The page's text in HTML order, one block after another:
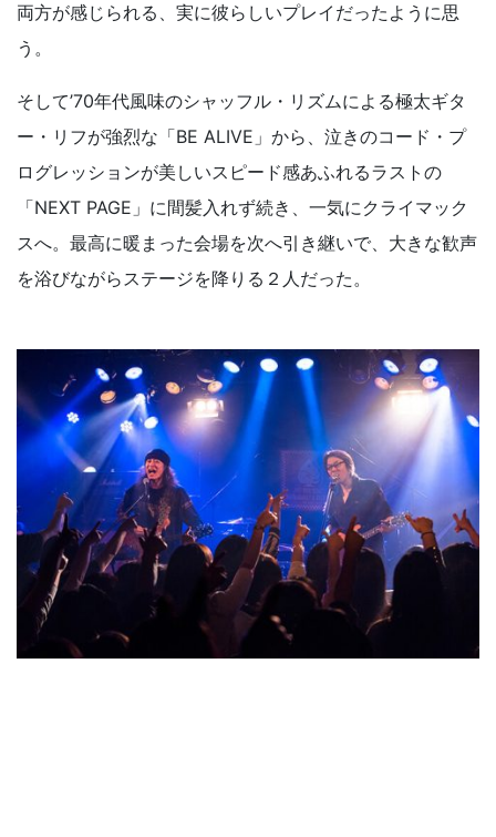
両方が感じられる、実に彼らしいプレイだったように思
う。
そして’70年代風味のシャッフル・リズムによる極太ギタ
ー・リフが強烈な「BE ALIVE」から、泣きのコード・プ
ログレッションが美しいスピード感あふれるラストの
「NEXT PAGE」に間髪入れず続き、一気にクライマック
スへ。最高に暖まった会場を次へ引き継いで、大きな歓声
を浴びながらステージを降りる２人だった。